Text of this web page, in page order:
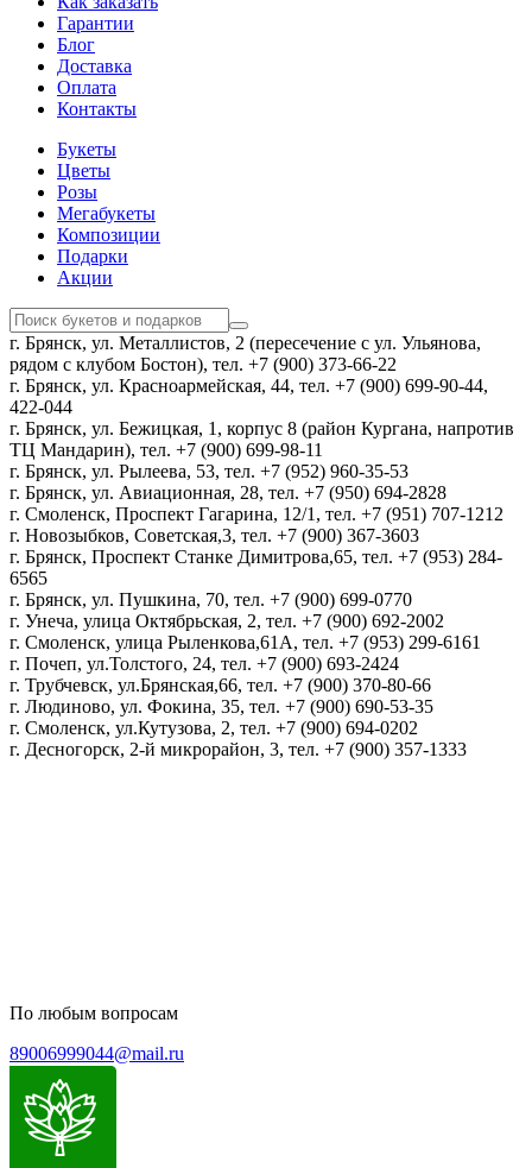
Гарантии
Блог
Доставка
Оплата
Контакты
Букеты
Цветы
Розы
Мегабукеты
Композиции
Подарки
Акции
г. Брянск, ул. Металлистов, 2 (пересечение с ул. Ульянова,
рядом с клубом Бостон), тел. +7 (900) 373-66-22
г. Брянск, ул. Красноармейская, 44, тел. +7 (900) 699-90-44,
422-044
г. Брянск, ул. Бежицкая, 1, корпус 8 (район Кургана, напротив
ТЦ Мандарин), тел. +7 (900) 699-98-11
г. Брянск, ул. Рылеева, 53, тел. +7 (952) 960-35-53
г. Брянск, ул. Авиационная, 28, тел. +7 (950) 694-2828
г. Смоленск, Проспект Гагарина, 12/1, тел. +7 (951) 707-1212
г. Новозыбков, Советская,3, тел. +7 (900) 367-3603
г. Брянск, Проспект Станке Димитрова,65, тел. +7 (953) 284-
6565
г. Брянск, ул. Пушкина, 70, тел. +7 (900) 699-0770
г. Унеча, улица Октябрьская, 2, тел. +7 (900) 692-2002
г. Смоленск, улица Рыленкова,61А, тел. +7 (953) 299-6161
г. Почеп, ул.Толстого, 24, тел. +7 (900) 693-2424
г. Трубчевск, ул.Брянская,66, тел. +7 (900) 370-80-66
г. Людиново, ул. Фокина, 35, тел. +7 (900) 690-53-35
г. Смоленск, ул.Кутузова, 2, тел. +7 (900) 694-0202
г. Десногорск, 2-й микрорайон, 3, тел. +7 (900) 357-1333
По любым вопросам
89006999044@mail.ru